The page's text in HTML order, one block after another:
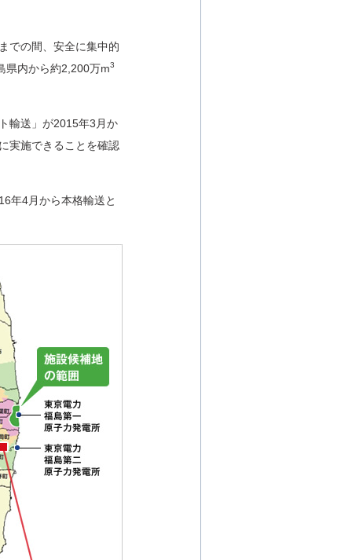
での間、安全に集中的
県内から約2,200万m3
輸送」が2015年3月か
実施できることを確認
年4月から本格輸送と